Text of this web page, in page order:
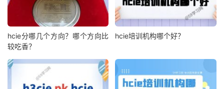
hcie分哪几个方向？哪个方向比
较吃香？
hcie培训机构哪个好？